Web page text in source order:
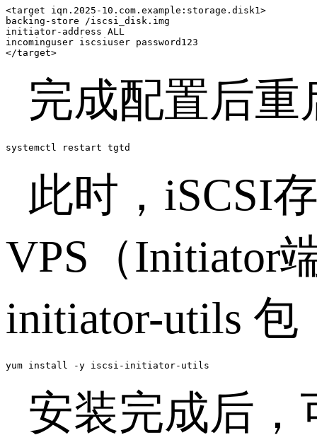
<target iqn.2025-10.com.example:storage.disk1>
backing-store /iscsi_disk.img
initiator-address ALL
incominguser iscsiuser password123
</target>
完成配置后
systemctl restart tgtd
此时， iSCSI
VPS （Initiator
initiator-utils 包
yum install -y iscsi-initiator-utils
安装完成后